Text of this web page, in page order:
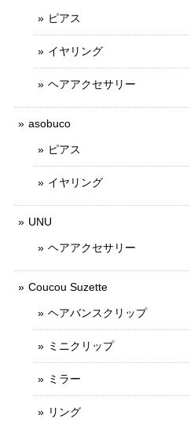
ピアス
イヤリング
ヘアアクセサリー
asobuco
ピアス
イヤリング
UNU
ヘアアクセサリー
Coucou Suzette
ヘアバンスクリップ
ミニクリップ
ミラー
リング